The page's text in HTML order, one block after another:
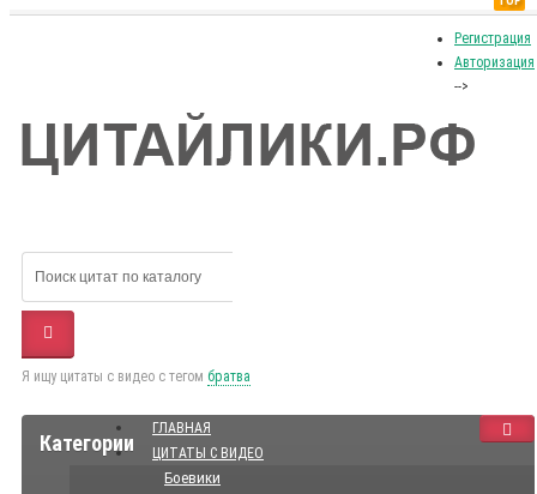
Регистрация
Авторизация
-->
Я ищу цитаты с видео с тегом братва
Категории
ГЛАВНАЯ
ЦИТАТЫ С ВИДЕО
Боевики